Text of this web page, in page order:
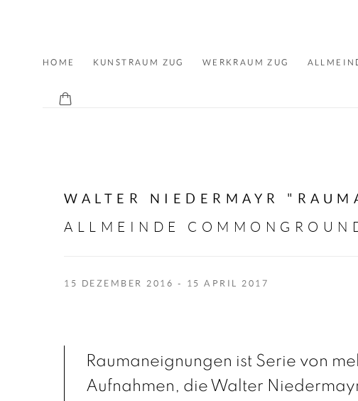
HOME KUNSTRAUM ZUG WERKRAUM ZUG
WALTER NIEDERMAYR
ALLMEINDE
15 DEZEMBER 2016 - 15 APRIL 2017
Raumaneignungen ist Serie von
Aufnahmen, die Walter